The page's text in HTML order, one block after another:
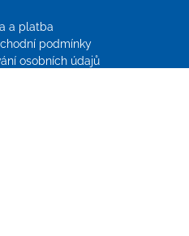
a platba
podmínky
osobních údajů